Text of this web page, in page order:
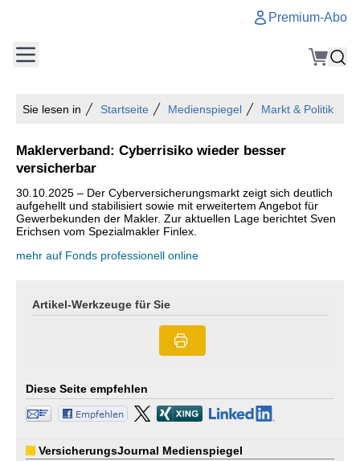
Premium-Abo
Sie lesen in Startseite Medienspiegel Markt & Politik
Maklerverband: Cyberrisiko wieder besser
versicherbar
30.10.2025 – Der Cyberversicherungsmarkt zeigt sich deutlich
aufgehellt und stabilisiert sowie mit erweitertem Angebot für
Gewerbekunden der Makler. Zur aktuellen Lage berichtet Sven
Erichsen vom Spezialmakler Finlex.
mehr auf Fonds professionell online
Artikel-Werkzeuge für Sie
Diese Seite empfehlen
VersicherungsJournal Medienspiegel